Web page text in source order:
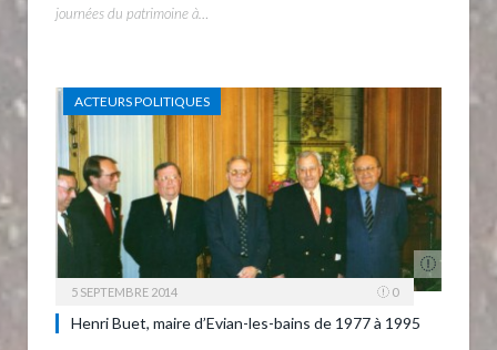
journées du patrimoine à…
ACTEURS POLITIQUES
5 SEPTEMBRE 2014 0
Henri Buet, maire d’Evian-les-bains de 1977 à 1995